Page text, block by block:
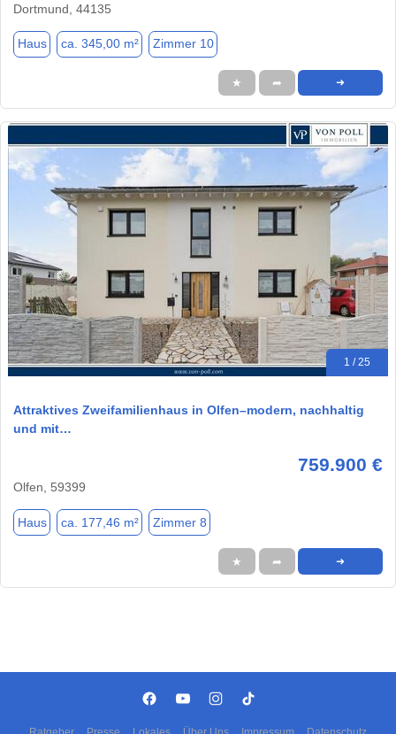
Dortmund, 44135
Haus ca. 345,00 m² Zimmer 10
★ ➦ ➜
1 / 25
Attraktives Zweifamilienhaus in Olfen–modern, nachhaltig
und mit…
759.900 €
Olfen, 59399
Haus ca. 177,46 m² Zimmer 8
★ ➦ ➜